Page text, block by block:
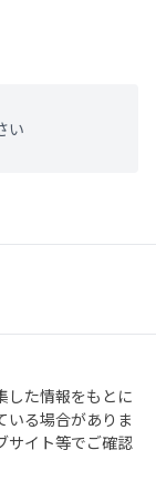
い
した情報をもとに
いる場合がありま
サイト等でご確認